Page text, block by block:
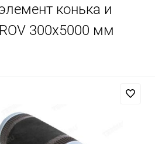
конька и
300х5000 мм